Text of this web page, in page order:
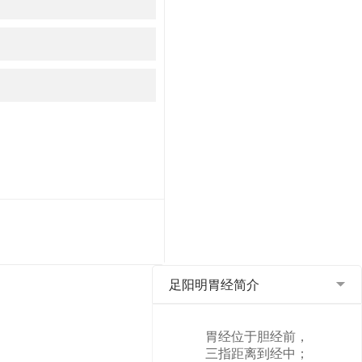
足阳明胃经简介
胃经位于胆经前，
三指距离到经中；